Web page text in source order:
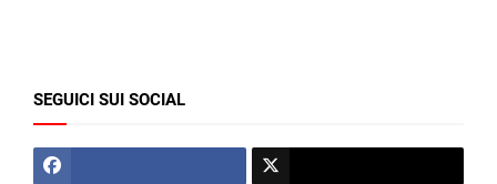
SEGUICI SUI SOCIAL